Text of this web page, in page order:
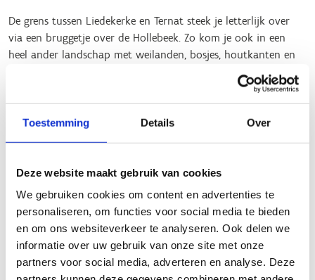
Toestemming Details Over
Deze website maakt gebruik van cookies
We gebruiken cookies om content en advertenties te
personaliseren, om functies voor social media te bieden
en om ons websiteverkeer te analyseren. Ook delen we
informatie over uw gebruik van onze site met onze
partners voor social media, adverteren en analyse. Deze
De grens tussen Liedekerke en Ternat steek je letterlijk over
via een bruggetje over de Hollebeek. Zo kom je ook in een
heel ander landschap met weilanden, bosjes, houtkanten en
oude knotbomen. Met een beetje geluk kruis je hier wel een
ree of zie je een van de talrijke roofvogels cirkelen boven de
boomtoppen.
De paden zijn hier minder verhard zodat je bij nat weer wel
beloning is er echter zeker en vast. Het rustige landschap is
weer blijft dit verrassen. Tussen deze diverse percelen door
loop je stilaan terug in de richting van het Liedekerkebos.
De route van Hertigembos doorkruist een gebied waar het
Agentschap voor Natuur en Bos nog volop extra gronden
aankoopt om verder in te richten. Zo zul je merken dat er